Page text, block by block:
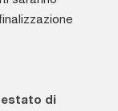
di